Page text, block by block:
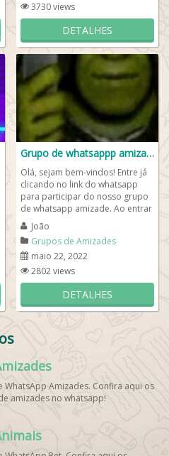
3730 views
DETALHES
Grupo de whatsappp amizade
Olá, sejam bem-vindos! Entre já
clicando no link do whatsapp
para participar do nosso grupo
de whatsapp amizade. Ao entrar
nosso grupo, apresente-se para
o...
João
Grupos de Amizades
maio 22, 2022
2802 views
DETALHES
WhatsApp Amizades. Confira aqui os
amizades no whatsapp!